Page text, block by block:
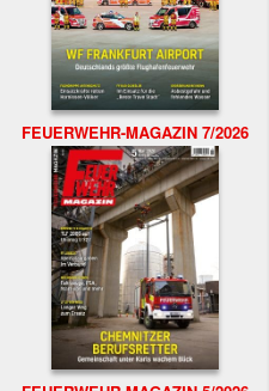
FEUERWEHR-MAGAZIN 7/2026